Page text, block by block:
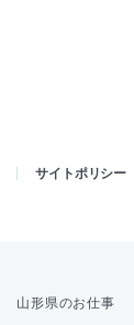
サイトポリシー
山形県のお仕事